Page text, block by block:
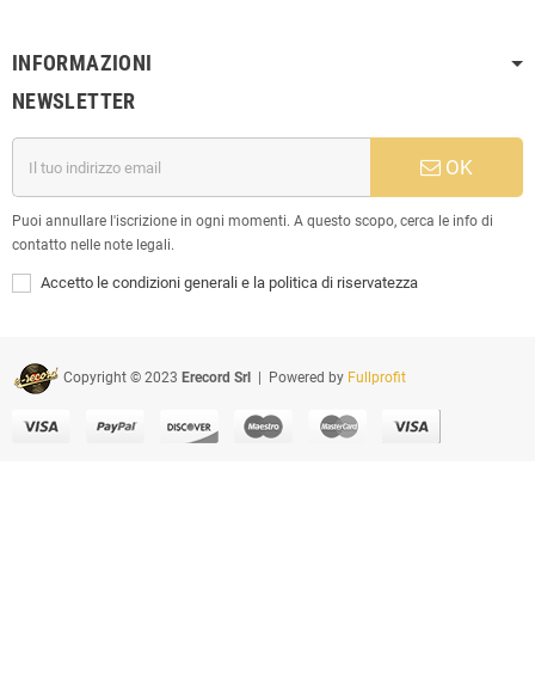
INFORMAZIONI
NEWSLETTER
OK
Puoi annullare l'iscrizione in ogni momenti. A questo scopo, cerca le info di
contatto nelle note legali.
Accetto le condizioni generali e la politica di riservatezza
Copyright © 2023 Erecord Srl | Powered by Fullprofit